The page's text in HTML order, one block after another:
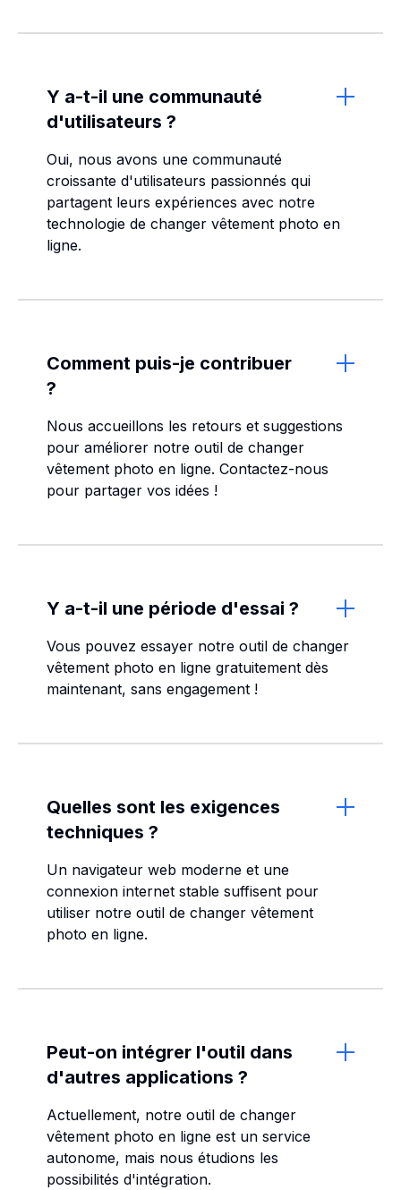
Y a-t-il une communauté
d'utilisateurs ?
Oui, nous avons une communauté
croissante d'utilisateurs passionnés qui
partagent leurs expériences avec notre
technologie de changer vêtement photo en
ligne.
Comment puis-je contribuer
?
Nous accueillons les retours et suggestions
pour améliorer notre outil de changer
vêtement photo en ligne. Contactez-nous
pour partager vos idées !
Y a-t-il une période d'essai ?
Vous pouvez essayer notre outil de changer
vêtement photo en ligne gratuitement dès
maintenant, sans engagement !
Quelles sont les exigences
techniques ?
Un navigateur web moderne et une
connexion internet stable suffisent pour
utiliser notre outil de changer vêtement
photo en ligne.
Peut-on intégrer l'outil dans
d'autres applications ?
Actuellement, notre outil de changer
vêtement photo en ligne est un service
autonome, mais nous étudions les
possibilités d'intégration.